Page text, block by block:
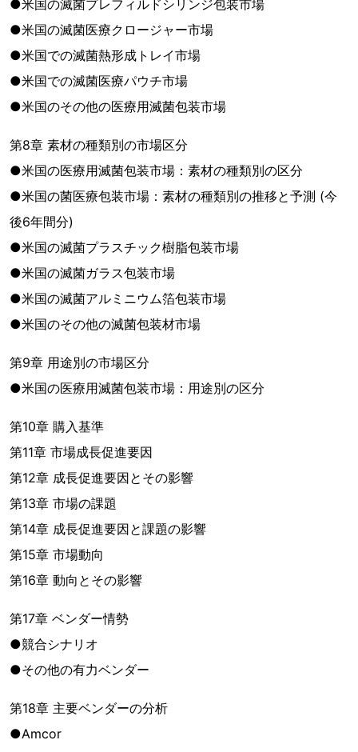
●米国の滅菌プレフィルドシリンジ包装市場
●米国の滅菌医療クロージャー市場
●米国での滅菌熱形成トレイ市場
●米国での滅菌医療パウチ市場
●米国のその他の医療用滅菌包装市場
第8章 素材の種類別の市場区分
●米国の医療用滅菌包装市場：素材の種類別の区分
●米国の菌医療包装市場：素材の種類別の推移と予測 (今
後6年間分)
●米国の滅菌プラスチック樹脂包装市場
●米国の滅菌ガラス包装市場
●米国の滅菌アルミニウム箔包装市場
●米国のその他の滅菌包装材市場
第9章 用途別の市場区分
●米国の医療用滅菌包装市場：用途別の区分
第10章 購入基準
第11章 市場成長促進要因
第12章 成長促進要因とその影響
第13章 市場の課題
第14章 成長促進要因と課題の影響
第15章 市場動向
第16章 動向とその影響
第17章 ベンダー情勢
●競合シナリオ
●その他の有力ベンダー
第18章 主要ベンダーの分析
●Amcor